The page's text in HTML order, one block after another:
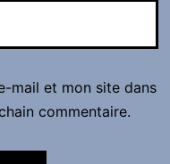
mail et mon site dans
commentaire.